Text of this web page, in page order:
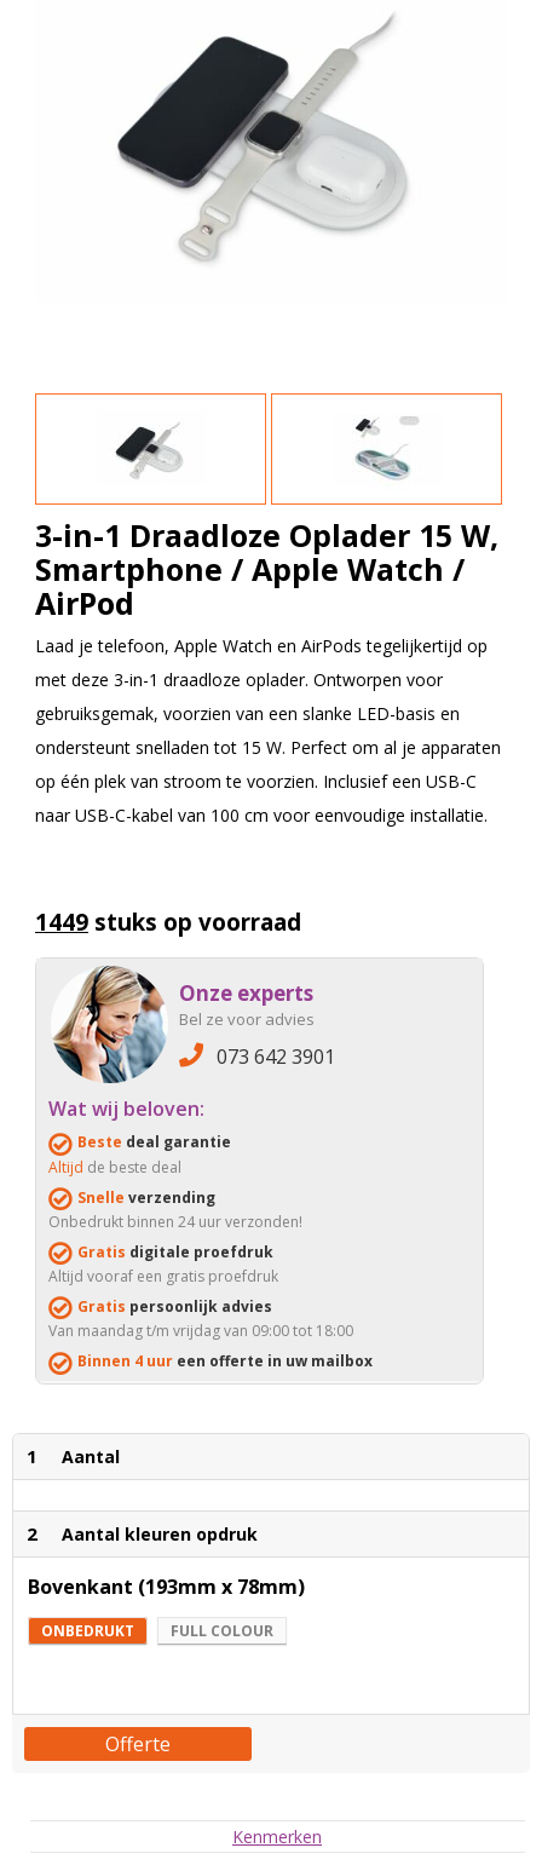
3-in-1 Draadloze Oplader 15 W,
Smartphone / Apple Watch /
AirPod
Laad je telefoon, Apple Watch en AirPods tegelijkertijd op
met deze 3-in-1 draadloze oplader. Ontworpen voor
gebruiksgemak, voorzien van een slanke LED-basis en
ondersteunt snelladen tot 15 W. Perfect om al je apparaten
op één plek van stroom te voorzien. Inclusief een USB-C
naar USB-C-kabel van 100 cm voor eenvoudige installatie.
1449 stuks op voorraad
Onze experts
Bel ze voor advies
073 642 3901
Wat wij beloven:
Beste deal garantie
Altijd de beste deal
Snelle verzending
Onbedrukt binnen 24 uur verzonden!
Gratis digitale proefdruk
Altijd vooraf een gratis proefdruk
Gratis persoonlijk advies
Van maandag t/m vrijdag van 09:00 tot 18:00
Binnen 4 uur een offerte in uw mailbox
1 Aantal
2 Aantal kleuren opdruk
Bovenkant (193mm x 78mm)
ONBEDRUKT FULL COLOUR
Offerte
Kenmerken